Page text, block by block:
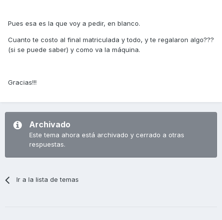
Pues esa es la que voy a pedir, en blanco.
Cuanto te costo al final matriculada y todo, y te regalaron algo???
(si se puede saber) y como va la máquina.
Gracias!!!
Archivado
Este tema ahora está archivado y cerrado a otras
respuestas.
Ir a la lista de temas